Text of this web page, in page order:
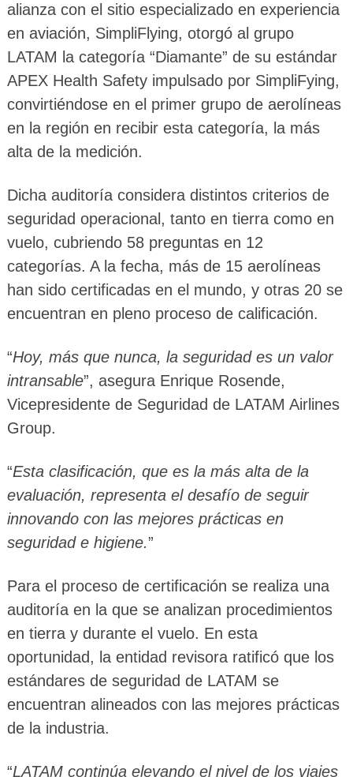
alianza con el sitio especializado en experiencia
en aviación, SimpliFlying, otorgó al grupo
LATAM la categoría “Diamante” de su estándar
APEX Health Safety impulsado por SimpliFying,
convirtiéndose en el primer grupo de aerolíneas
en la región en recibir esta categoría, la más
alta de la medición.
Dicha auditoría considera distintos criterios de
seguridad operacional, tanto en tierra como en
vuelo, cubriendo 58 preguntas en 12
categorías. A la fecha, más de 15 aerolíneas
han sido certificadas en el mundo, y otras 20 se
encuentran en pleno proceso de calificación.
“Hoy, más que nunca, la seguridad es un valor
intransable”, asegura Enrique Rosende,
Vicepresidente de Seguridad de LATAM Airlines
Group.
“Esta clasificación, que es la más alta de la
evaluación, representa el desafío de seguir
innovando con las mejores prácticas en
seguridad e higiene.”
Para el proceso de certificación se realiza una
auditoría en la que se analizan procedimientos
en tierra y durante el vuelo. En esta
oportunidad, la entidad revisora ratificó que los
estándares de seguridad de LATAM se
encuentran alineados con las mejores prácticas
de la industria.
“LATAM continúa elevando el nivel de los viajes